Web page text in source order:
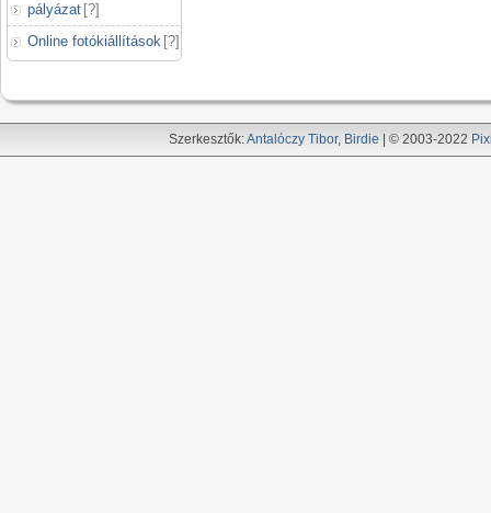
pályázat [?]
Online fotókiállítások [?]
Szerkesztők:Antalóczy Tibor, Birdie | © 2003-2022